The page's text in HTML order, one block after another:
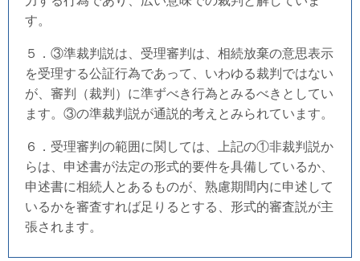
す。
５．③準裁判説は、受理審判は、相続放棄の意思表示
を受理する公証行為であって、いわゆる裁判ではない
が、審判（裁判）に準ずべき行為とみるべきとしてい
ます。③の準裁判説が通説的考えとみられています。
６．受理審判の範囲に関しては、上記の①非裁判説か
らは、申述書が法定の形式的要件を具備しているか、
申述書に相続人とあるものが、熟慮期間内に申述して
いるかを審査すれば足りるとする、形式的審査説が主
張されます。